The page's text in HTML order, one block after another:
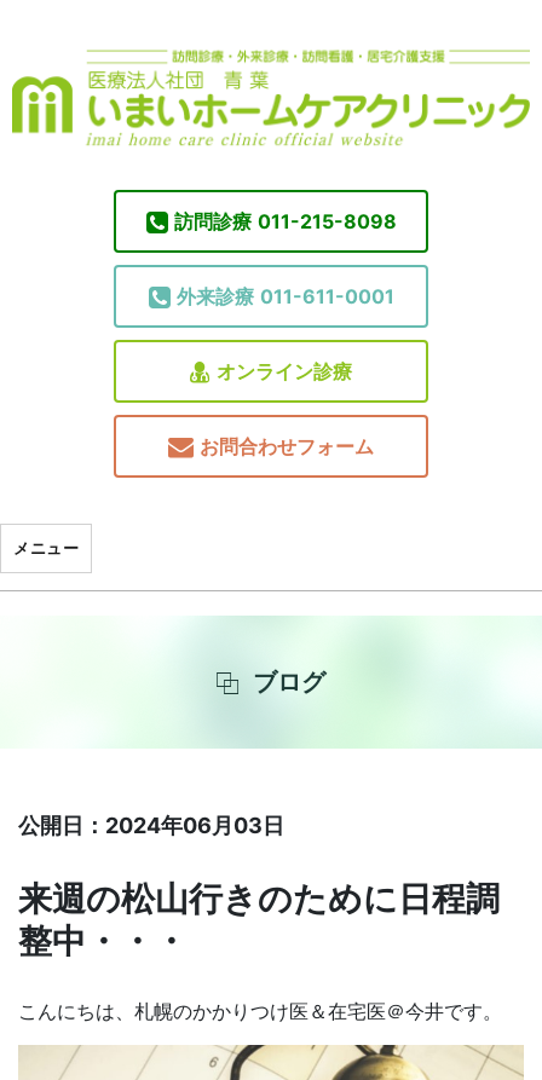
訪問診療 011-215-8098
外来診療 011-611-0001
オンライン診療
お問合わせフォーム
メニュー
ブログ
公開日：2024年06月03日
来週の松山行きのために日程調
整中・・・
こんにちは、札幌のかかりつけ医＆在宅医＠今井です。